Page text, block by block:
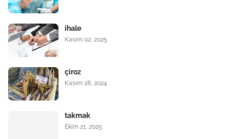
ihale
Kasım 02, 2025
çiroz
Kasım 28, 2024
takmak
Ekim 21, 2025